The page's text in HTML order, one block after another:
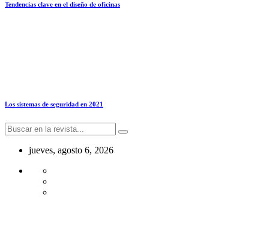
Tendencias clave en el diseño de oficinas
Los sistemas de seguridad en 2021
jueves, agosto 6, 2026